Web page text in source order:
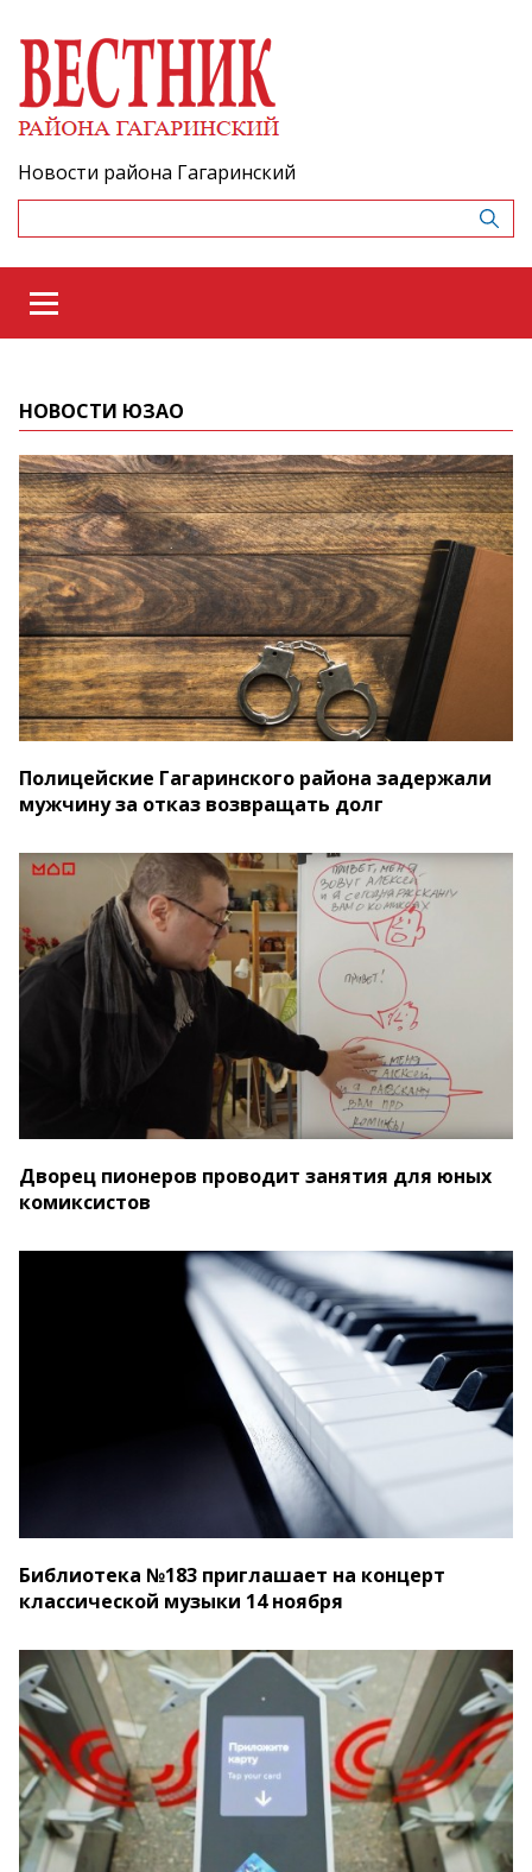
Новости района Гагаринский
НОВОСТИ ЮЗАО
Полицейские Гагаринского района задержали
мужчину за отказ возвращать долг
Дворец пионеров проводит занятия для юных
комиксистов
Библиотека №183 приглашает на концерт
классической музыки 14 ноября